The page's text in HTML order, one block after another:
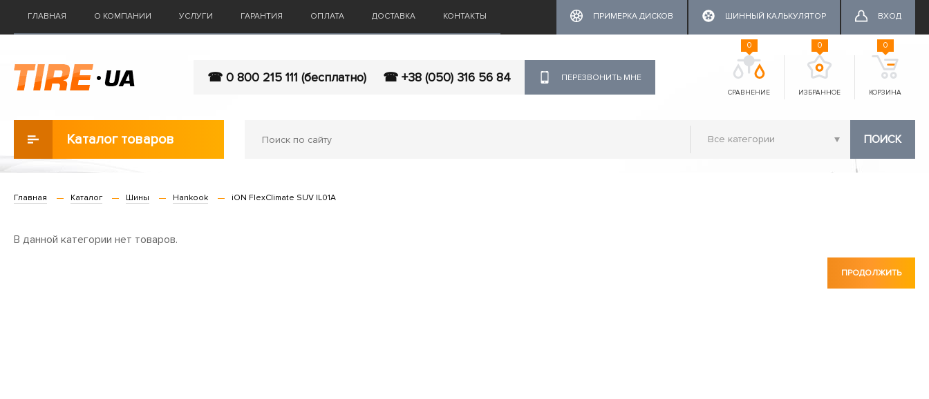
ГЛАВНАЯ О КОМПАНИИ УСЛУГИ ГАРАНТИЯ ОПЛАТА ДОСТАВКА КОНТАКТЫ ПРИМЕРКА ДИСКОВ ШИННЫЙ КАЛЬКУЛЯТОР ВХОД
☎ 0 800 215 111 (бесплатно) ☎ +38 (050) 316 56 84 ПЕРЕЗВОНИТЬ МНЕ
СРАВНЕНИЕ
0
ИЗБРАННОЕ
0
КОРЗИНА
0
Каталог товаров ПОИСК
Главная Каталог Шины Hankook iON FlexClimate SUV IL01A
В данной категории нет товаров.
ПРОДОЛЖИТЬ